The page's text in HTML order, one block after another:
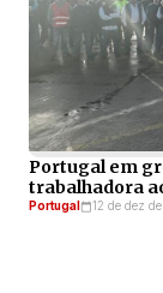
Portugal em
trabalhadora
Portugal 12 de dez